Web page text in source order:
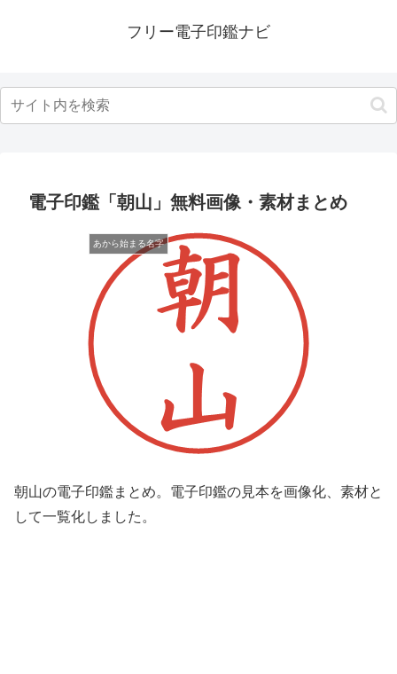
フリー電子印鑑ナビ
電子印鑑「朝山」無料画像・素材まとめ
あから始まる名字
朝山の電子印鑑まとめ。電子印鑑の見本を画像化、素材と
して一覧化しました。